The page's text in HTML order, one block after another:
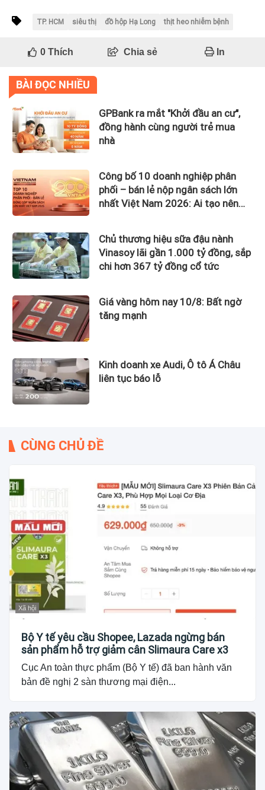
TP. HCM siêu thị đồ hộp Hạ Long thịt heo nhiễm bệnh
0Thích Chia sẻ In
BÀI ĐỌC NHIỀU
GPBank ra mắt "Khởi đầu an cư",
đồng hành cùng người trẻ mua
nhà
Công bố 10 doanh nghiệp phân
phối – bán lẻ nộp ngân sách lớn
nhất Việt Nam 2026: Ai tạo nên
Chủ thương hiệu sữa đậu nành
Vinasoy lãi gần 1.000 tỷ đồng, sắp
chi hơn 367 tỷ đồng cổ tức
Giá vàng hôm nay 10/8: Bất ngờ
tăng mạnh
Kinh doanh xe Audi, Ô tô Á Châu
liên tục báo lỗ
CÙNG CHỦ ĐỀ
Xã hội
Bộ Y tế yêu cầu Shopee, Lazada ngừng bán
sản phẩm hỗ trợ giảm cân Slimaura Care x3
Cục An toàn thực phẩm (Bộ Y tế) đã ban hành văn
bản đề nghị 2 sàn thương mại điện...